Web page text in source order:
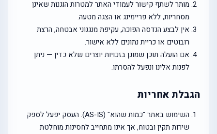
מותר לשתף קישור לעמודי האתר למטרות הוגנות שאינן
מסחריות, ללא פריימינג או הצגה מטעה.
אין לבצע הנדסה הפוכה, עקיפת מנגנוני אבטחה, הרצת
רובוטים או כריית נתונים ללא אישור.
אם הועלה תוכן שמוגן בזכויות יוצרים שלא כדין — ניתן
לפנות אלינו ונפעל להסרתו.
הגבלת אחריות
השימוש באתר "כמות שהוא" (AS-IS). העסק יפעל לספק
שירות תקין ובטוח, אך אינו מתחייב לחסינות מוחלטת